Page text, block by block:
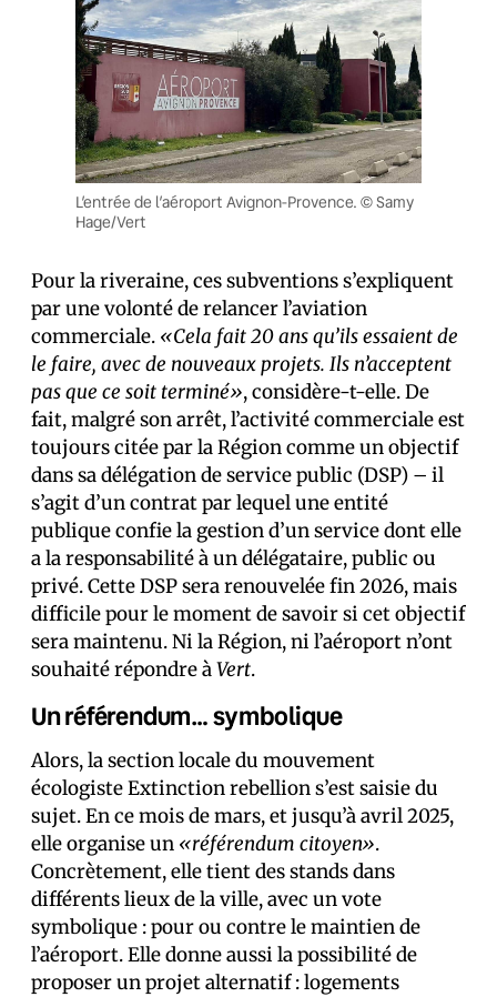
L’entrée de l’aéroport Avignon-Provence. © Samy
Hage/Vert
Pour la riveraine, ces subventions s’expliquent
par une volonté de relancer l’aviation
commerciale. «Cela fait 20 ans qu’ils essaient de
le faire, avec de nouveaux projets. Ils n’acceptent
pas que ce soit terminé», considère-t-elle. De
fait, malgré son arrêt, l’activité commerciale est
toujours citée par la Région comme un objectif
dans sa délégation de service public (DSP) – il
s’agit d’un contrat par lequel une entité
publique confie la gestion d’un service dont elle
a la responsabilité à un délégataire, public ou
privé. Cette DSP sera renouvelée fin 2026, mais
difficile pour le moment de savoir si cet objectif
sera maintenu. Ni la Région, ni l’aéroport n’ont
souhaité répondre àVert.
Un référendum… symbolique
Alors, la section locale du mouvement
écologiste Extinction rebellion s’est saisie du
sujet. En ce mois de mars, et jusqu’à avril 2025,
elle organise un «référendum citoyen».
Concrètement, elle tient des stands dans
différents lieux de la ville, avec un vote
symbolique : pour ou contre le maintien de
l’aéroport. Elle donne aussi la possibilité de
proposer un projet alternatif : logements